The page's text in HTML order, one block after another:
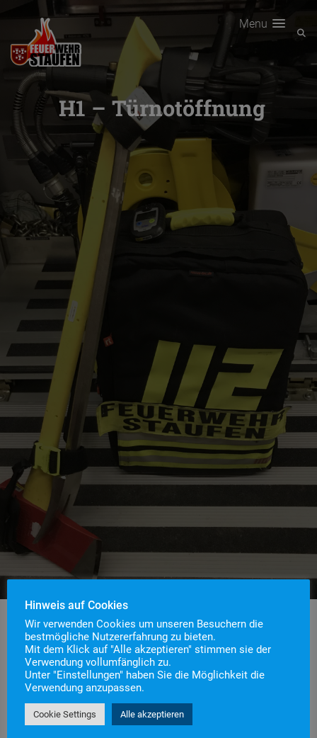
Menu
H1 – Türnotöffnung
Einsatznummer
17
Einsatzstichwort
H1 – Türnotöffnung
Alarmierungszeitpunkt14. März 2023 20:16
Hinweis auf Cookies
Wir verwenden Cookies um unseren Besuchern die
bestmögliche Nutzererfahrung zu bieten.
Mit dem Klick auf "Alle akzeptieren" stimmen sie der
Verwendung vollumfänglich zu.
Unter "Einstellungen" haben Sie die Möglichkeit die
Verwendung anzupassen.
Cookie Settings Alle akzeptieren